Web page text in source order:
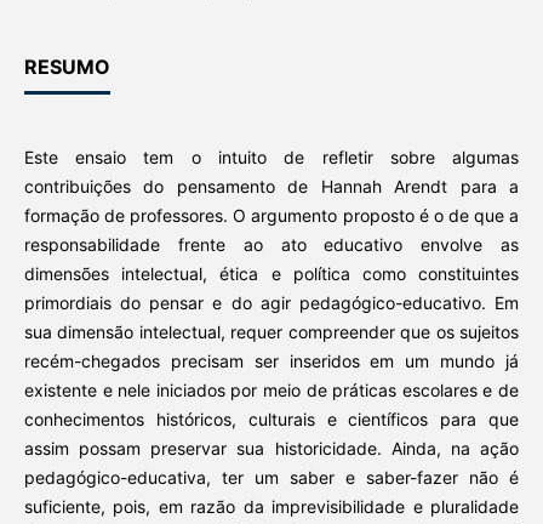
RESUMO
Este ensaio tem o intuito de refletir sobre algumas
contribuições do pensamento de Hannah Arendt para a
formação de professores. O argumento proposto é o de que a
responsabilidade frente ao ato educativo envolve as
dimensões intelectual, ética e política como constituintes
primordiais do pensar e do agir pedagógico-educativo. Em
sua dimensão intelectual, requer compreender que os sujeitos
recém-chegados precisam ser inseridos em um mundo já
existente e nele iniciados por meio de práticas escolares e de
conhecimentos históricos, culturais e científicos para que
assim possam preservar sua historicidade. Ainda, na ação
pedagógico-educativa, ter um saber e saber-fazer não é
suficiente, pois, em razão da imprevisibilidade e pluralidade